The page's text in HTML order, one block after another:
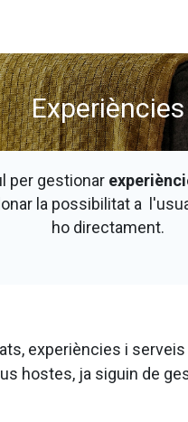
Experiències
per gestionar
la possibilitat a
ho directament.
experiències i
hostes, ja siguin de